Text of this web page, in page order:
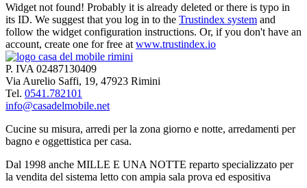
Widget not found! Probably it is already deleted or there is typo in
its ID. We suggest that you log in to the Trustindex system and
follow the widget configuration instructions. Or, if you don't have an
account, create one for free at www.trustindex.io
P. IVA 02487130409
Via Aurelio Saffi, 19, 47923 Rimini
Tel. 0541.782101
info@casadelmobile.net
Cucine su misura, arredi per la zona giorno e notte, arredamenti per
bagno e oggettistica per casa.
Dal 1998 anche MILLE E UNA NOTTE reparto specializzato per
la vendita del sistema letto con ampia sala prova ed espositiva